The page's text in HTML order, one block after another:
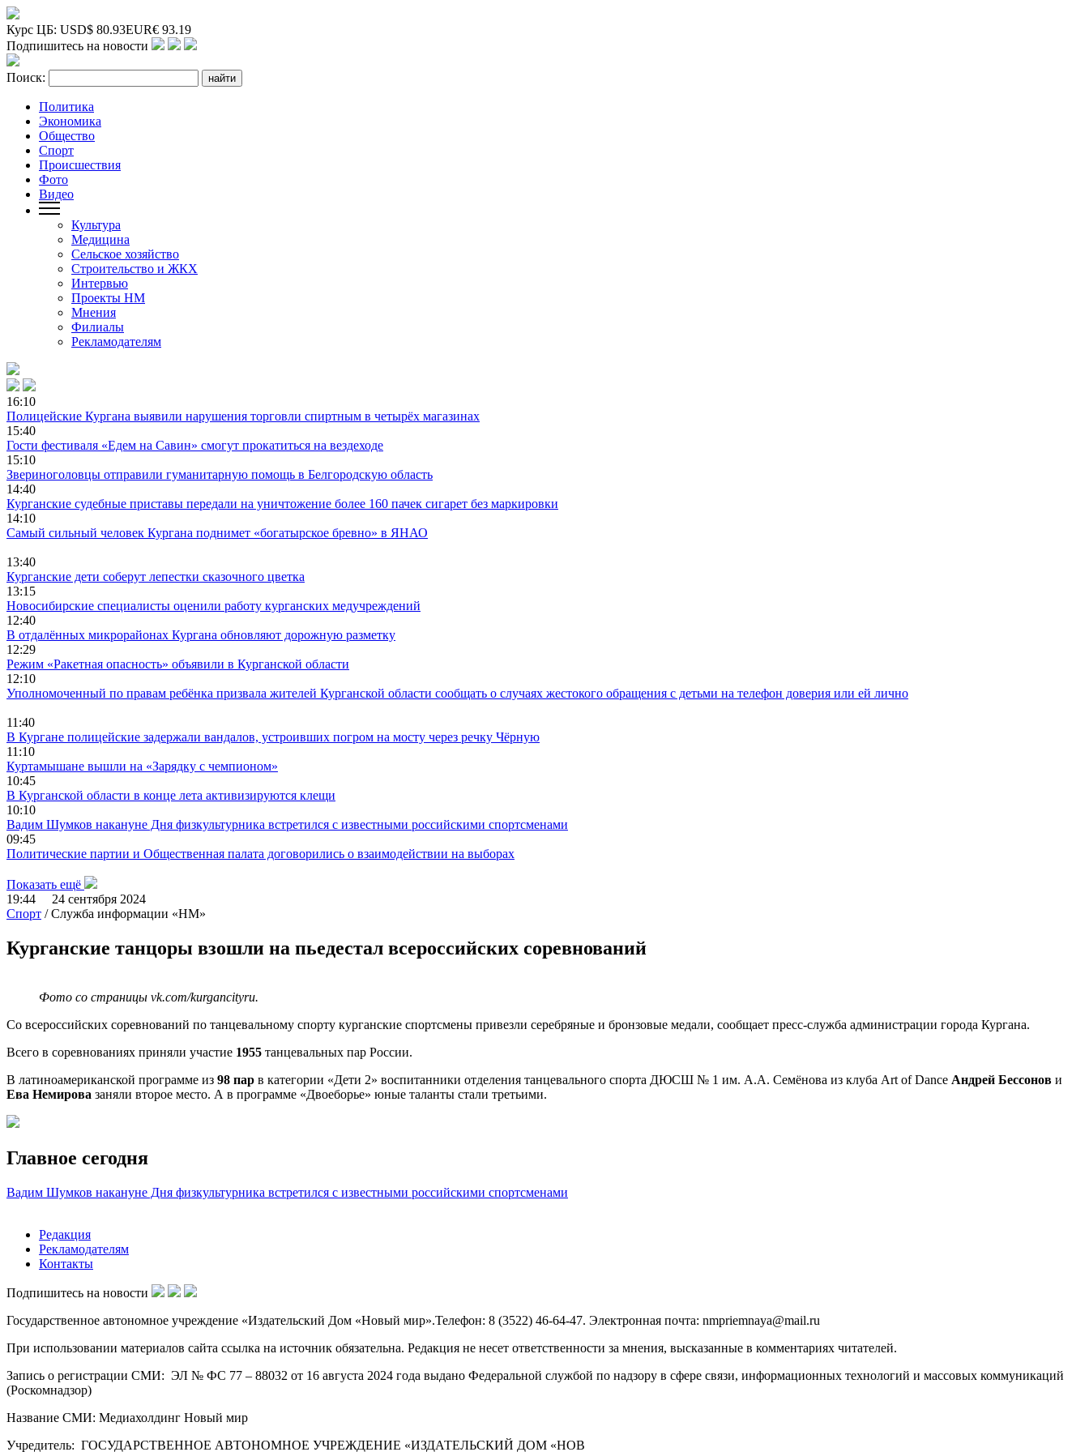
Курс ЦБ: USD$ 80.93EUR€ 93.19
Подпишитесь на новости
Поиск:
Политика
Экономика
Общество
Спорт
Происшествия
Фото
Видео
Культура
Медицина
Сельское хозяйство
Строительство и ЖКХ
Интервью
Проекты НМ
Мнения
Филиалы
Рекламодателям
16:10
Полицейские Кургана выявили нарушения торговли спиртным в четырёх магазинах
15:40
Гости фестиваля «Едем на Савин» смогут прокатиться на вездеходе
15:10
Звериноголовцы отправили гуманитарную помощь в Белгородскую область
14:40
Курганские судебные приставы передали на уничтожение более 160 пачек сигарет без маркировки
14:10
Самый сильный человек Кургана поднимет «богатырское бревно» в ЯНАО
13:40
Курганские дети соберут лепестки сказочного цветка
13:15
Новосибирские специалисты оценили работу курганских медучреждений
12:40
В отдалённых микрорайонах Кургана обновляют дорожную разметку
12:29
Режим «Ракетная опасность» объявили в Курганской области
12:10
Уполномоченный по правам ребёнка призвала жителей Курганской области сообщать о случаях жестокого обращения с детьми на телефон доверия или ей лично
11:40
В Кургане полицейские задержали вандалов, устроивших погром на мосту через речку Чёрную
11:10
Куртамышане вышли на «Зарядку с чемпионом»
10:45
В Курганской области в конце лета активизируются клещи
10:10
Вадим Шумков накануне Дня физкультурника встретился с известными российскими спортсменами
09:45
Политические партии и Общественная палата договорились о взаимодействии на выборах
Показать ещё
19:44 24 сентября 2024
Спорт / Служба информации «НМ»
Курганские танцоры взошли на пьедестал всероссийских соревнований
Фото со страницы vk.com/kurgancityru.
Со всероссийских соревнований по танцевальному спорту курганские спортсмены привезли серебряные и бронзовые медали, сообщает пресс-служба администрации города Кургана.
Всего в соревнованиях приняли участие 1955 танцевальных пар России.
В латиноамериканской программе из 98 пар в категории «Дети 2» воспитанники отделения танцевального спорта ДЮСШ № 1 им. А.А. Семёнова из клуба Art of Dance Андрей Бессонов и
Ева Немирова заняли второе место. А в программе «Двоеборье» юные таланты стали третьими.
Главное сегодня
Вадим Шумков накануне Дня физкультурника встретился с известными российскими спортсменами
Редакция
Рекламодателям
Контакты
Подпишитесь на новости
Государственное автономное учреждение «Издательский Дом «Новый мир».Телефон: 8 (3522) 46-64-47. Электронная почта: nmpriemnaya@mail.ru
При использовании материалов сайта ссылка на источник обязательна. Редакция не несет ответственности за мнения, высказанные в комментариях читателей.
Запись о регистрации СМИ: ЭЛ № ФС 77 – 88032 от 16 августа 2024 года выдано Федеральной службой по надзору в сфере связи, информационных технологий и массовых коммуникаций
(Роскомнадзор)
Название СМИ: Медиахолдинг Новый мир
Учредитель: ГОСУДАРСТВЕННОЕ АВТОНОМНОЕ УЧРЕЖДЕНИЕ «ИЗДАТЕЛЬСКИЙ ДОМ «НОВ